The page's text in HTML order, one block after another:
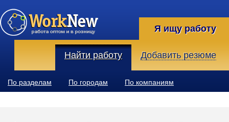
Я ищу работу
Найти работу Добавить резюме
По разделам По городам По компаниям